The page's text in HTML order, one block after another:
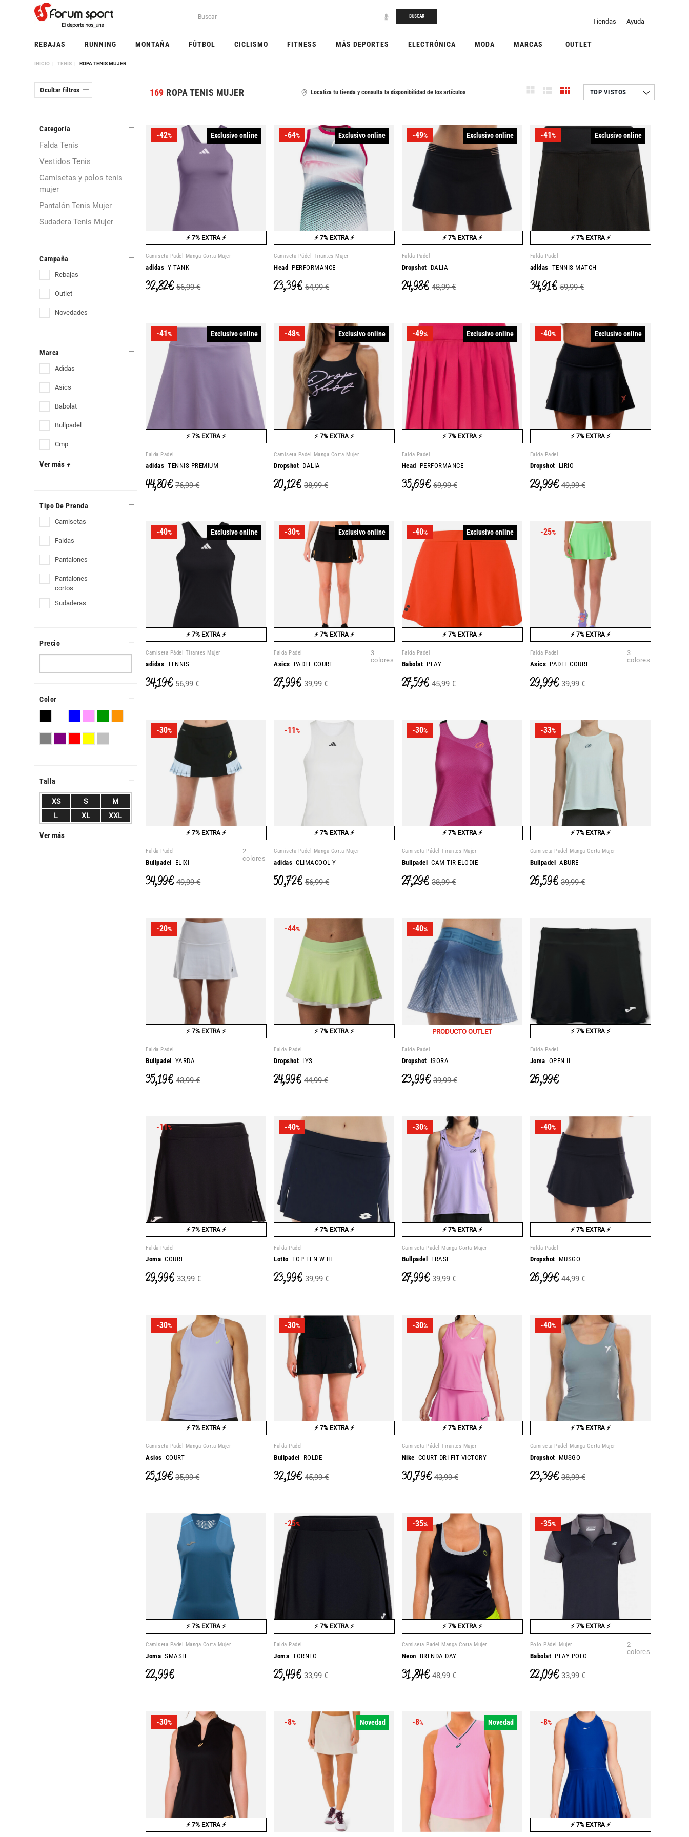
BUSCAR
Tiendas Ayuda
REBAJAS RUNNING MONTAÑA FÚTBOL CICLISMO FITNESS MÁS DEPORTES ELECTRÓNICA MODA MARCAS OUTLET
INICIO TENIS ROPA TENIS MUJER
Localiza tu tienda y consulta la disponibilidad de los artículos
169 ROPA TENIS MUJER
-42% Exclusivo online
⚡ 7% EXTRA ⚡
Camiseta Padel Manga Corta Mujer
adidas Y-TANK
32,82 € 56,99 €
-64% Exclusivo online
⚡ 7% EXTRA ⚡
Camiseta Pádel Tirantes Mujer
Head PERFORMANCE
23,39 € 64,99 €
-49% Exclusivo online
⚡ 7% EXTRA ⚡
Falda Padel
Dropshot DALIA
24,98 € 48,99 €
-41% Exclusivo online
⚡ 7% EXTRA ⚡
Falda Padel
adidas TENNIS MATCH
34,91 € 59,99 €
-41% Exclusivo online
⚡ 7% EXTRA ⚡
Falda Padel
adidas TENNIS PREMIUM
44,80 € 76,99 €
-48% Exclusivo online
⚡ 7% EXTRA ⚡
Camiseta Padel Manga Corta Mujer
Dropshot DALIA
20,12 € 38,99 €
-49% Exclusivo online
⚡ 7% EXTRA ⚡
Falda Padel
Head PERFORMANCE
35,69 € 69,99 €
-40% Exclusivo online
⚡ 7% EXTRA ⚡
Falda Padel
Dropshot LIRIO
29,99 € 49,99 €
-40% Exclusivo online
⚡ 7% EXTRA ⚡
Camiseta Pádel Tirantes Mujer
adidas TENNIS
34,19 € 56,99 €
-30% Exclusivo online
⚡ 7% EXTRA ⚡
Falda Padel
Asics PADEL COURT
3
colores
27,99 € 39,99 €
-40% Exclusivo online
⚡ 7% EXTRA ⚡
Falda Padel
Babolat PLAY
27,59 € 45,99 €
-25%
⚡ 7% EXTRA ⚡
Falda Padel
Asics PADEL COURT
3
colores
29,99 € 39,99 €
-30%
⚡ 7% EXTRA ⚡
Falda Padel
Bullpadel ELIXI
2
colores
34,99 € 49,99 €
-11%
⚡ 7% EXTRA ⚡
Camiseta Padel Manga Corta Mujer
adidas CLIMACOOL Y
50,72 € 56,99 €
-30%
⚡ 7% EXTRA ⚡
Camiseta Pádel Tirantes Mujer
Bullpadel CAM TIR ELODIE
27,29 € 38,99 €
-33%
⚡ 7% EXTRA ⚡
Camiseta Padel Manga Corta Mujer
Bullpadel ABURE
26,59 € 39,99 €
-20%
⚡ 7% EXTRA ⚡
Falda Padel
Bullpadel YARDA
35,19 € 43,99 €
-44%
⚡ 7% EXTRA ⚡
Falda Padel
Dropshot LYS
24,99 € 44,99 €
-40%
PRODUCTO OUTLET
Falda Padel
Dropshot ISORA
23,99 € 39,99 €
⚡ 7% EXTRA ⚡
Falda Padel
Joma OPEN II
26,99 €
-11%
⚡ 7% EXTRA ⚡
Falda Padel
Joma COURT
29,99 € 33,99 €
-40%
⚡ 7% EXTRA ⚡
Falda Padel
Lotto TOP TEN W III
23,99 € 39,99 €
-30%
⚡ 7% EXTRA ⚡
Camiseta Padel Manga Corta Mujer
Bullpadel ERASE
27,99 € 39,99 €
-40%
⚡ 7% EXTRA ⚡
Falda Padel
Dropshot MUSGO
26,99 € 44,99 €
-30%
⚡ 7% EXTRA ⚡
Camiseta Padel Manga Corta Mujer
Asics COURT
25,19 € 35,99 €
-30%
⚡ 7% EXTRA ⚡
Falda Padel
Bullpadel ROLDE
32,19 € 45,99 €
-30%
⚡ 7% EXTRA ⚡
Camiseta Pádel Tirantes Mujer
Nike COURT DRI-FIT VICTORY
30,79 € 43,99 €
-40%
⚡ 7% EXTRA ⚡
Camiseta Padel Manga Corta Mujer
Dropshot MUSGO
23,39 € 38,99 €
⚡ 7% EXTRA ⚡
Camiseta Padel Manga Corta Mujer
Joma SMASH
22,99 €
-25%
⚡ 7% EXTRA ⚡
Falda Padel
Joma TORNEO
25,49 € 33,99 €
-35%
⚡ 7% EXTRA ⚡
Camiseta Padel Manga Corta Mujer
Neon BRENDA DAY
31,84 € 48,99 €
-35%
⚡ 7% EXTRA ⚡
Polo Pádel Mujer
Babolat PLAY POLO
2
colores
22,09 € 33,99 €
-30%
⚡ 7% EXTRA ⚡
-8% Novedad -8% Novedad -8%
⚡ 7% EXTRA ⚡
Ocultar filtros
Categoría
Falda Tenis
Vestidos Tenis
Camisetas y polos tenis
mujer
Pantalón Tenis Mujer
Sudadera Tenis Mujer
Campaña
rebajas
outlet
novedades
Marca
adidas
asics
babolat
bullpadel
cmp
Ver más +
Tipo De Prenda
camisetas
faldas
pantalones
pantalones
cortos
sudaderas
Precio
Color
Talla
XS S
M
L
XL XXL
Ver más